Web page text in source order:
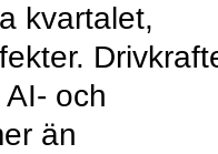
kvartalet,
och
än